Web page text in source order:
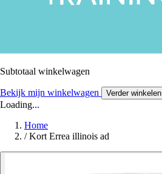
Subtotaal winkelwagen
Bekijk mijn winkelwagen Verder winkelen
Loading...
Home
/ Kort Errea illinois ad